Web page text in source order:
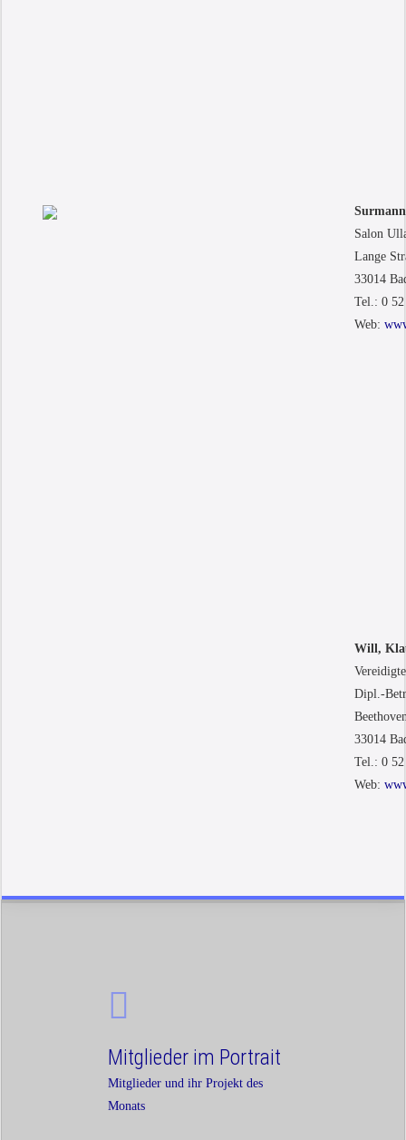
Salon
Lange
33014
Tel.: 0
Web:
Will,
Dipl.-
33014
Tel.: 0
Web:
Mitglieder im Portrait
Mitglieder und ihr Projekt des
Monats